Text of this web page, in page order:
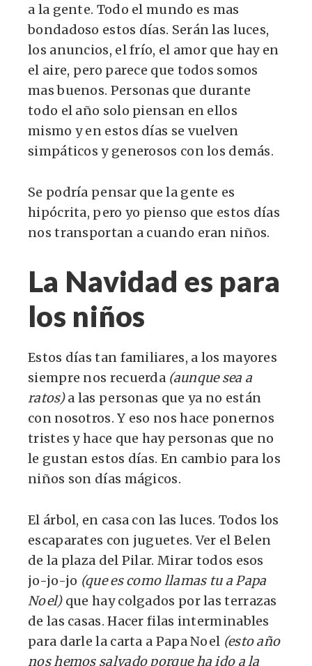
a la gente. Todo el mundo es mas
bondadoso estos días. Serán las luces,
los anuncios, el frío, el amor que hay en
el aire, pero parece que todos somos
mas buenos. Personas que durante
todo el año solo piensan en ellos
mismo y en estos días se vuelven
simpáticos y generosos con los demás.
Se podría pensar que la gente es
hipócrita, pero yo pienso que estos días
nos transportan a cuando eran niños.
La Navidad es para
los niños
Estos días tan familiares, a los mayores
siempre nos recuerda (aunque sea a
ratos)a las personas que ya no están
con nosotros. Y eso nos hace ponernos
tristes y hace que hay personas que no
le gustan estos días. En cambio para los
niños son días mágicos.
El árbol, en casa con las luces. Todos los
escaparates con juguetes. Ver el Belen
de la plaza del Pilar. Mirar todos esos
jo-jo-jo (que es como llamas tu a Papa
Noel)que hay colgados por las terrazas
de las casas. Hacer filas interminables
para darle la carta a Papa Noel (esto año
nos hemos salvado porque ha ido a la